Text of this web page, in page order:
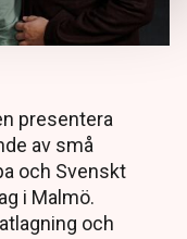
presentera
av små
och Svenskt
i Malmö.
och